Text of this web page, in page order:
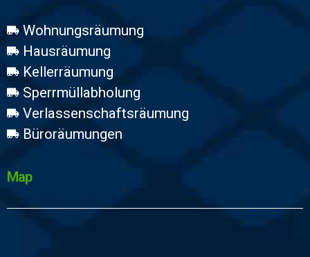
Wohnungsräumung
Hausräumung
Kellerräumung
Sperrmüllabholung
Verlassenschaftsräumung
Büroräumungen
Map